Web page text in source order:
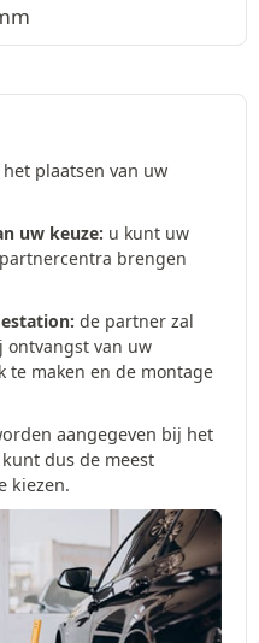
plaatsen van uw
uw keuze: u kunt uw
brengen
de partner zal
ontvangst van uw
te maken en de montage
aangegeven bij het
dus de meest
kiezen.